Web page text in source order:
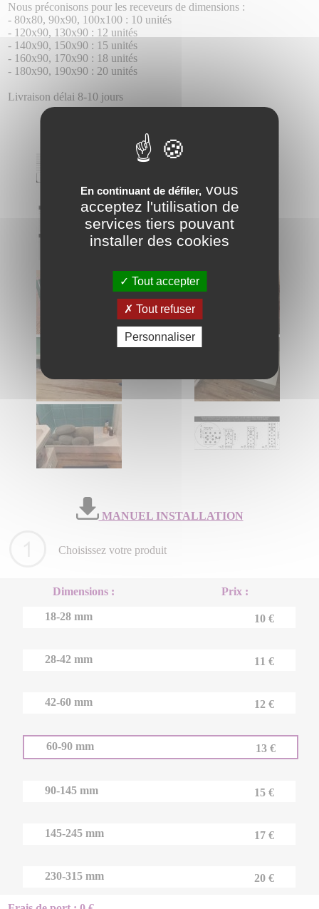
Nous préconisons pour les receveurs de dimensions :
- 80x80, 90x90, 100x100 : 10 unités
- 120x90, 130x90 : 12 unités
- 140x90, 150x90 : 15 unités
- 160x90, 170x90 : 18 unités
- 180x90, 190x90 : 20 unités
Livraison délai 8-10 jours
MANUEL INSTALLATION
Choisissez votre produit
Dimensions : Prix :
18-28 mm 10 €
28-42 mm 11 €
42-60 mm 12 €
60-90 mm 13 €
90-145 mm 15 €
145-245 mm 17 €
230-315 mm 20 €
En continuant de défiler, vous
acceptez l'utilisation de
services tiers pouvant
installer des cookies
Tout accepter
Tout refuser
Personnaliser